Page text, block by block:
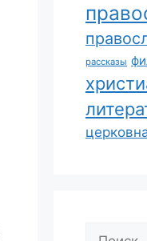
рассказы
Поиск: